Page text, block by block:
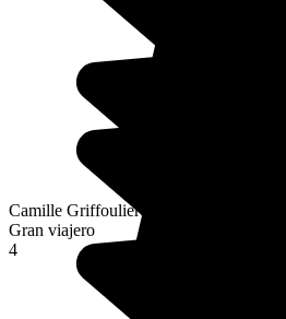
Camille Griffoulieres
Gran viajero
4